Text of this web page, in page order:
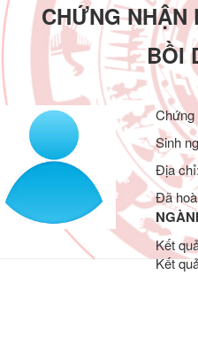
CHỨNG NHẬN
BỒI
Chứng
Sinh
Địa
Đã
Kết
Kết